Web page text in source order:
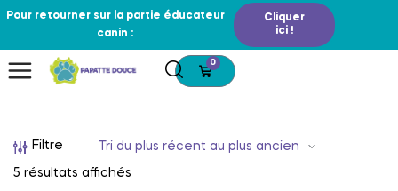
Pour retourner sur la partie éducateur
canin :
Cliquer
ici !
0
Filtre
5 résultats affichés